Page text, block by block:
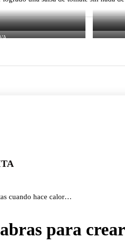
cuando hace calor…
para